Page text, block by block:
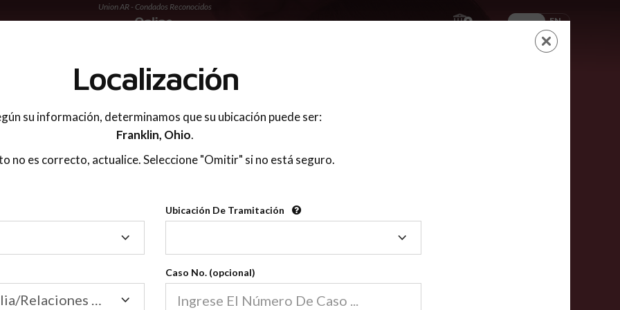
Union AR - Condados Reconocidos
ES EN
LOGIN
Condados Reconocidos
2600
Condados
Nuestras clases de crianza compartida en línea están acreditadas en más de
2600 condados.
Las clases para padres en línea cumplen la mayoría de las normas nacionales
Localización
su información, determinamos que su ubicación puede ser:
Franklin, Ohio.
no es correcto, actualice. Seleccione "Omitir" si no está seguro.
Ubicación De Tramitación
Tramitación
Tribunal de Familia/Relaciones Domésticas
Caso No. (opcional)